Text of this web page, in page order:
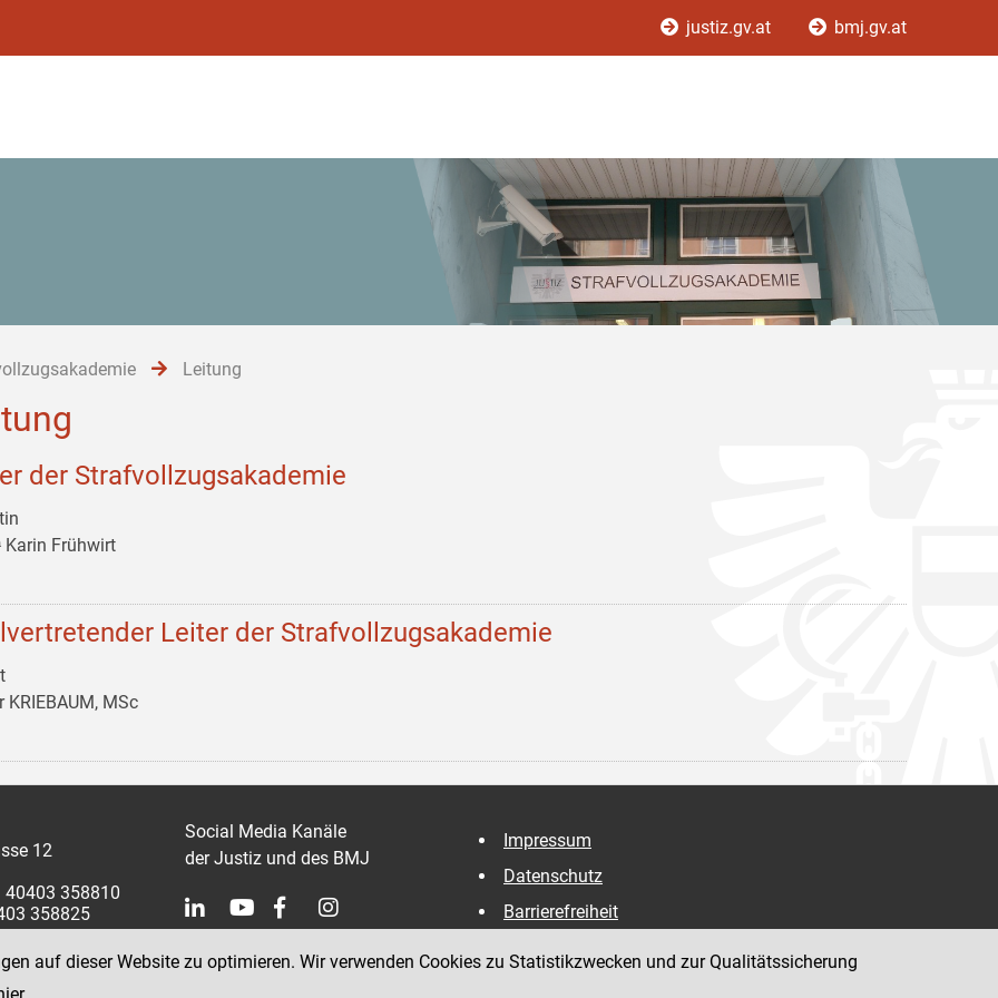
justiz.gv.at bmj.gv.at
Leitung
der Strafvollzugsakademie
Karin Frühwirt
Leiter der Strafvollzugsakademie
KRIEBAUM, MSc
12
40403 358810
358825
Social Media Kanäle
der Justiz und des BMJ
Impressum
Datenschutz
Barrierefreiheit
auf dieser Website zu optimieren. Wir verwenden Cookies zu Statistikzwecken und zur Qualitätssicherung